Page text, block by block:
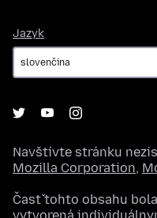
Jazyk
Navštívte stránku
Mozilla Corporation,
Časť tohto obsahu